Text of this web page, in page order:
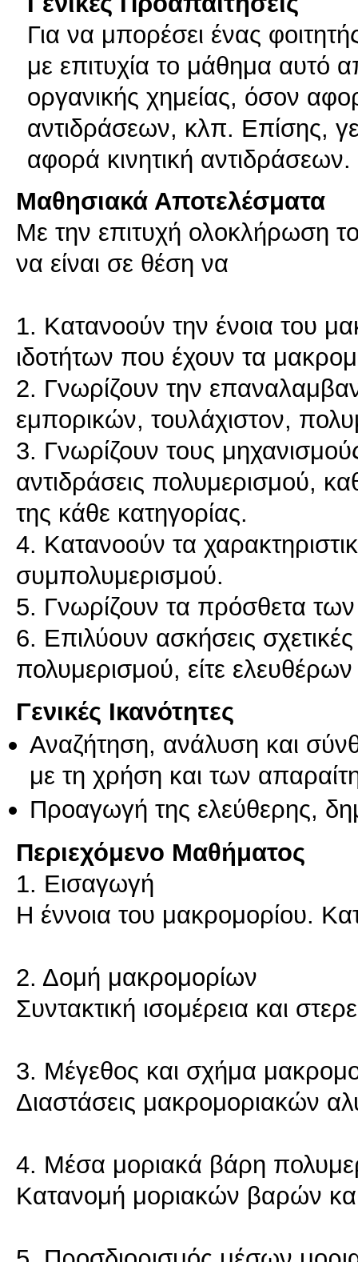
Για να μπορέσει ένας
με επιτυχία το μάθημα αυτό
οργανικής χημείας, όσον
αντιδράσεων, κλπ. Επίσης,
αφορά κινητική αντιδράσεων.
Μαθησιακά Αποτελέσματα
Με την επιτυχή ολοκλήρωση
να είναι σε θέση να
1. Κατανοούν την ένοια του
ιδοτήτων που έχουν τα
2. Γνωρίζουν την
εμπορικών, τουλάχιστον,
3. Γνωρίζουν τους
αντιδράσεις πολυμερισμού,
της κάθε κατηγορίας.
4. Κατανοούν τα
συμπολυμερισμού.
5. Γνωρίζουν τα πρόσθετα
6. Επιλύουν ασκήσεις
πολυμερισμού, είτε ελευθέρων
Γενικές Ικανότητες
Αναζήτηση, ανάλυση και
με τη χρήση και των
Προαγωγή της ελεύθερης,
Περιεχόμενο Μαθήματος
1. Εισαγωγή
Η έννοια του μακρομορίου.
2. Δομή μακρομορίων
Συντακτική ισομέρεια και
3. Μέγεθος και σχήμα
Διαστάσεις μακρομοριακών
4. Μέσα μοριακά βάρη
Κατανομή μοριακών βαρών